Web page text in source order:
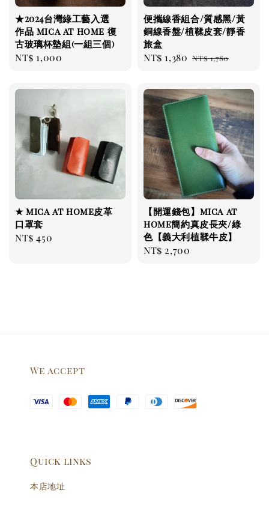
★2024台灣綠工藝入選
作品 mica at home 復
古玻璃杯墊組(一組三個)
Regular
NT$ 1,000
便攜線香組合/質感黑/黃
銅線香盤/植鞣皮套/靜香
旅盒
Sale
NT$ 1,380 Regular
NT$ 1,780
★ mica at home皮革
口罩套
Regular
NT$ 450
【開運錢包】mica at
home簡約真皮長夾/綠
色【義大利植鞣牛皮】
Regular
NT$ 2,700
We accept
Quick links
本店地址